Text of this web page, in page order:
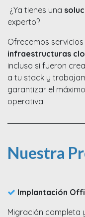
¿Ya tienes una
experto?
Ofrecemos
infraestructuras
incluso si fueron
a tu stack y
garantizar el
operativa.
Nuestra
Implantación
Migración completa